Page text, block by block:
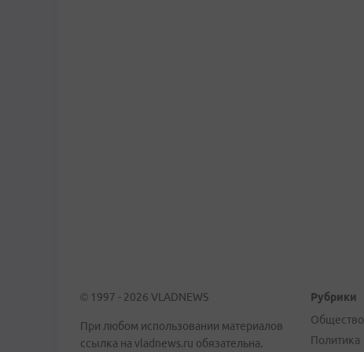
© 1997 - 2026 VLADNEWS
При любом использовании материалов
ссылка на vladnews.ru обязательна.
Рубрики
Общество
Политика